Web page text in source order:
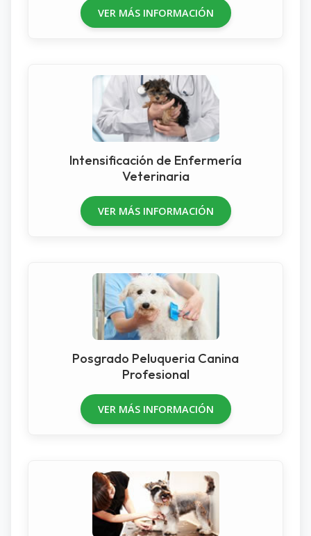
VER MÁS INFORMACIÓN
Intensificación de Enfermería
Veterinaria
VER MÁS INFORMACIÓN
Posgrado Peluqueria Canina
Profesional
VER MÁS INFORMACIÓN